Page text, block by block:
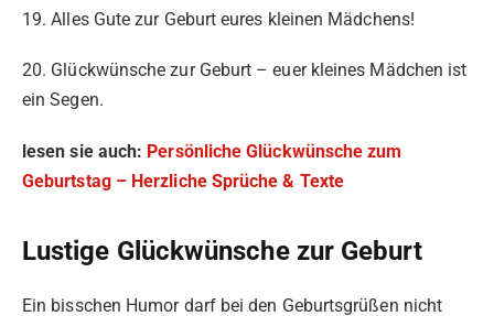
19. Alles Gute zur Geburt eures kleinen Mädchens!
20. Glückwünsche zur Geburt – euer kleines Mädchen ist
ein Segen.
lesen sie auch: Persönliche Glückwünsche zum
Geburtstag – Herzliche Sprüche & Texte
Lustige Glückwünsche zur Geburt
Ein bisschen Humor darf bei den Geburtsgrüßen nicht